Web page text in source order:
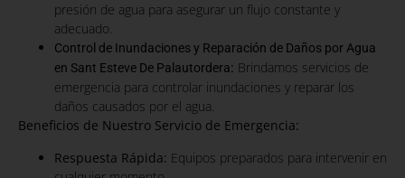
presión de agua para asegurar un flujo constante y
adecuado.
Control de Inundaciones y Reparación de Daños por Agua
en Sant Esteve De Palautordera: Brindamos servicios de
emergencia para controlar inundaciones y reparar los
daños causados por el agua.
Beneficios de Nuestro Servicio de Emergencia:
Respuesta Rápida: Equipos preparados para intervenir en